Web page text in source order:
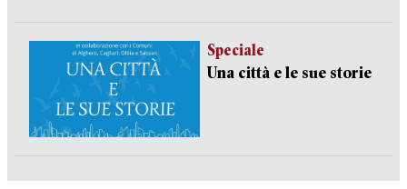
Speciale
Una città e le sue storie